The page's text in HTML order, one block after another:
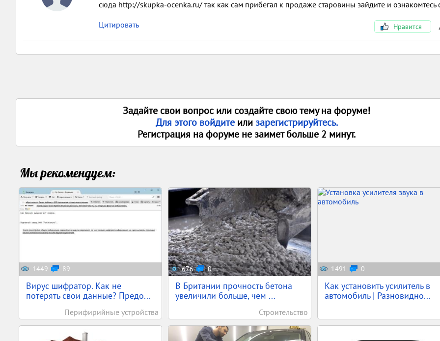
сюда http://skupka-ocenka.ru/ так как сам прибегал к продаже старовины зайдите и ознакомтесь
Цитировать Нравится
Задайте свои вопрос или создайте свою тему на форуме!
Для этого войдите илизарегистрируйтесь.
Регистрация на форуме не заимет больше 2 минут.
Мы рекомендуем:
1449 89
Вирус шифратор. Как не
потерять свои данные? Предо...
Перифирийные устройства
676 0
В Британии прочность бетона
увеличили больше, чем ...
Строительство
1491 0
Как установить усилитель в
автомобиль | Разновидно...